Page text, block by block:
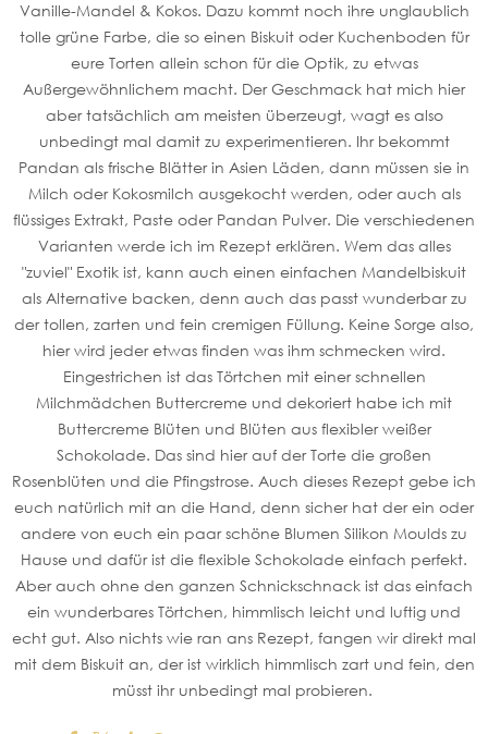
Vanille-Mandel & Kokos. Dazu kommt noch ihre unglaublich
tolle grüne Farbe, die so einen Biskuit oder Kuchenboden für
eure Torten allein schon für die Optik, zu etwas
Außergewöhnlichem macht. Der Geschmack hat mich hier
aber tatsächlich am meisten überzeugt, wagt es also
unbedingt mal damit zu experimentieren. Ihr bekommt
Pandan als frische Blätter in Asien Läden, dann müssen sie in
Milch oder Kokosmilch ausgekocht werden, oder auch als
flüssiges Extrakt, Paste oder Pandan Pulver. Die verschiedenen
Varianten werde ich im Rezept erklären. Wem das alles
"zuviel" Exotik ist, kann auch einen einfachen Mandelbiskuit
als Alternative backen, denn auch das passt wunderbar zu
der tollen, zarten und fein cremigen Füllung. Keine Sorge also,
hier wird jeder etwas finden was ihm schmecken wird.
Eingestrichen ist das Törtchen mit einer schnellen
Milchmädchen Buttercreme und dekoriert habe ich mit
Buttercreme Blüten und Blüten aus flexibler weißer
Schokolade. Das sind hier auf der Torte die großen
Rosenblüten und die Pfingstrose. Auch dieses Rezept gebe ich
euch natürlich mit an die Hand, denn sicher hat der ein oder
andere von euch ein paar schöne Blumen Silikon Moulds zu
Hause und dafür ist die flexible Schokolade einfach perfekt.
Aber auch ohne den ganzen Schnickschnack ist das einfach
ein wunderbares Törtchen, himmlisch leicht und luftig und
echt gut. Also nichts wie ran ans Rezept, fangen wir direkt mal
mit dem Biskuit an, der ist wirklich himmlisch zart und fein, den
müsst ihr unbedingt mal probieren.